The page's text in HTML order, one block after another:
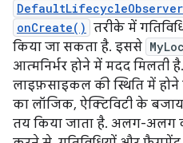
DefaultLifecycleObserver
onCreate() तरीके में
किया जा सकता है. इससे
आत्मनिर्भर होने में मदद
लाइफ़साइकल की स्थिति में होने
का लॉजिक, ऐक्टिविटी के बजाय
तय किया जाता है. अलग-अलग